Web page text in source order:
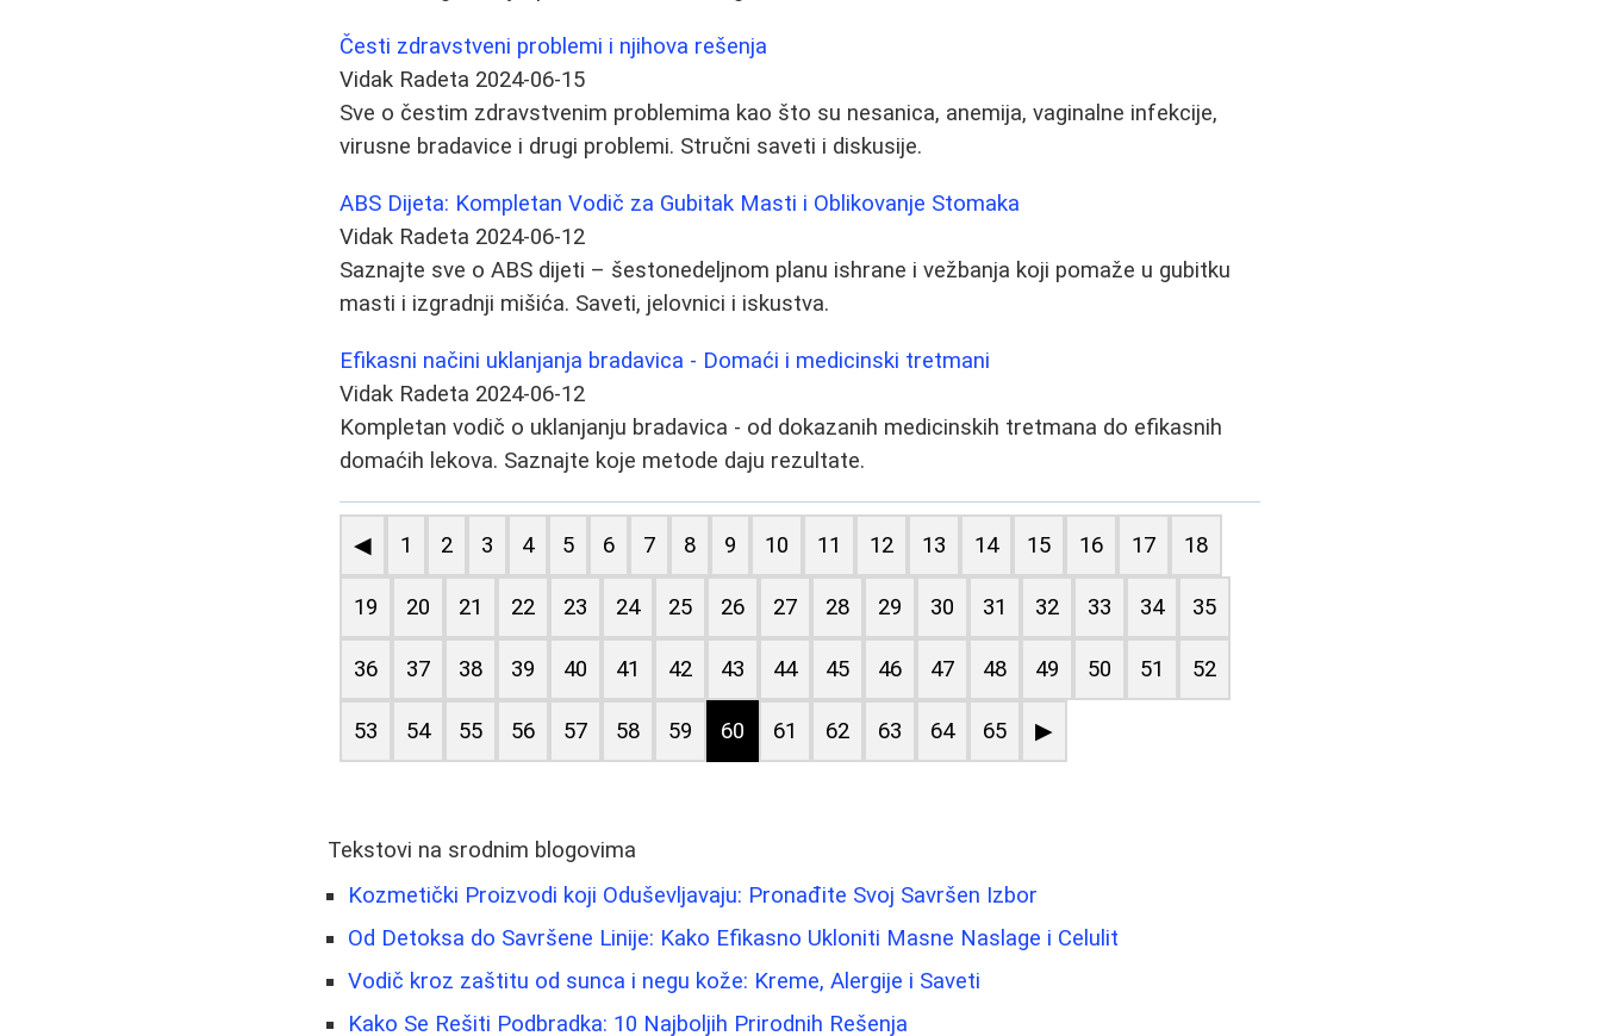
Česti zdravstveni problemi i njihova rešenja
Vidak Radeta 2024-06-15
Sve o čestim zdravstvenim problemima kao što su nesanica, anemija, vaginalne infekcije,
virusne bradavice i drugi problemi. Stručni saveti i diskusije.
ABS Dijeta: Kompletan Vodič za Gubitak Masti i Oblikovanje Stomaka
Vidak Radeta 2024-06-12
Saznajte sve o ABS dijeti – šestonedeljnom planu ishrane i vežbanja koji pomaže u gubitku
masti i izgradnji mišića. Saveti, jelovnici i iskustva.
Efikasni načini uklanjanja bradavica - Domaći i medicinski tretmani
Vidak Radeta 2024-06-12
Kompletan vodič o uklanjanju bradavica - od dokazanih medicinskih tretmana do efikasnih
domaćih lekova. Saznajte koje metode daju rezultate.
◀ 1 2 3 4 5 6 7 8 9 10 11 12 13 14 15 16 17 18
19 20 21 22 23 24 25 26 27 28 29 30 31 32 33 34 35
36 37 38 39 40 41 42 43 44 45 46 47 48 49 50 51 52
53 54 55 56 57 58 59 60 61 62 63 64 65 ▶
Tekstovi na srodnim blogovima
Kozmetički Proizvodi koji Oduševljavaju: Pronađite Svoj Savršen Izbor
Od Detoksa do Savršene Linije: Kako Efikasno Ukloniti Masne Naslage i Celulit
Vodič kroz zaštitu od sunca i negu kože: Kreme, Alergije i Saveti
Kako Se Rešiti Podbradka: 10 Najboljih Prirodnih Rešenja